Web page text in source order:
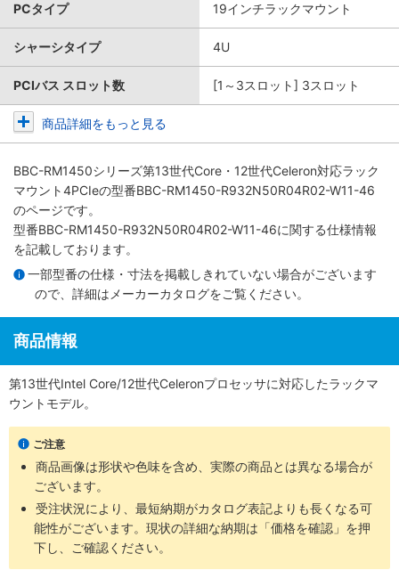
PCタイプ 19インチラックマウント
シャーシタイプ 4U
PCIバス スロット数 [1～3スロット] 3スロット
商品詳細をもっと見る
BBC-RM1450シリーズ第13世代Core・12世代Celeron対応ラック
マウント4PCIeの型番BBC-RM1450-R932N50R04R02-W11-46
のページです。
型番BBC-RM1450-R932N50R04R02-W11-46に関する仕様情報
を記載しております。
一部型番の仕様・寸法を掲載しきれていない場合がございます
ので、詳細は メーカーカタログをご覧ください。
商品情報
第13世代Intel Core/12世代Celeronプロセッサに対応したラックマ
ウントモデル。
ご注意
商品画像は形状や色味を含め、実際の商品とは異なる場合が
ございます。
受注状況により、最短納期がカタログ表記よりも長くなる可
能性がございます。現状の詳細な納期は「価格を確認」を押
下し、ご確認ください。